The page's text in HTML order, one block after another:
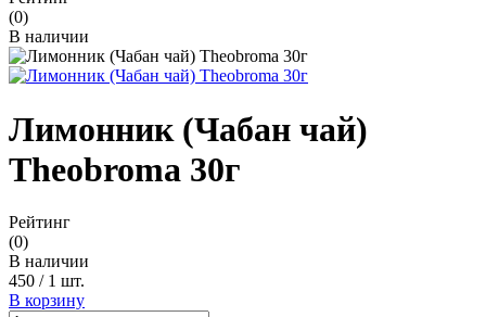
(0)
В наличии
Лимонник (Чабан чай)
Theobroma 30г
Рейтинг
(0)
В наличии
450 / 1 шт.
В корзину